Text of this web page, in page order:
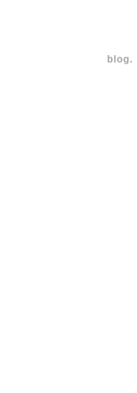
blog.